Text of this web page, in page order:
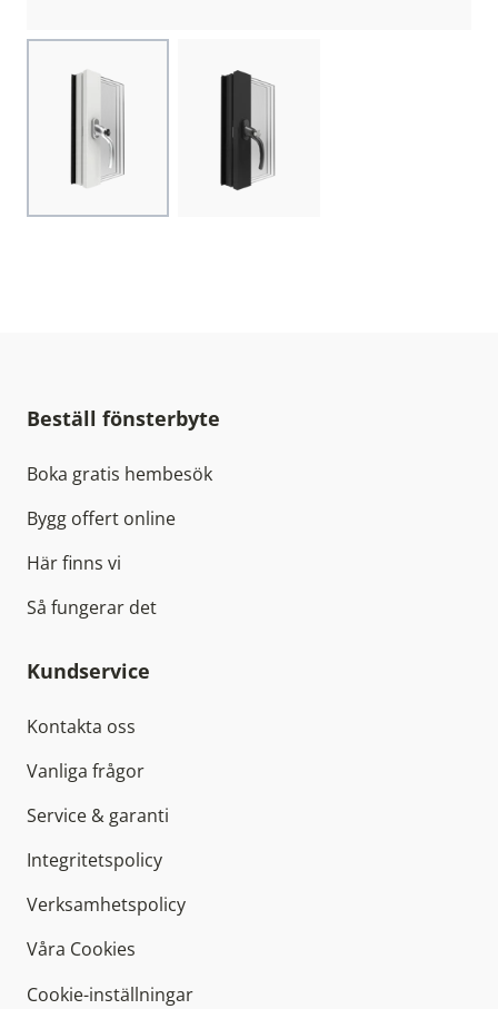
Choose image Choose image
Beställ fönsterbyte
Boka gratis hembesök
Bygg offert online
Här finns vi
Så fungerar det
Kundservice
Kontakta oss
Vanliga frågor
Service & garanti
Integritetspolicy
Verksamhetspolicy
Våra Cookies
Cookie-inställningar